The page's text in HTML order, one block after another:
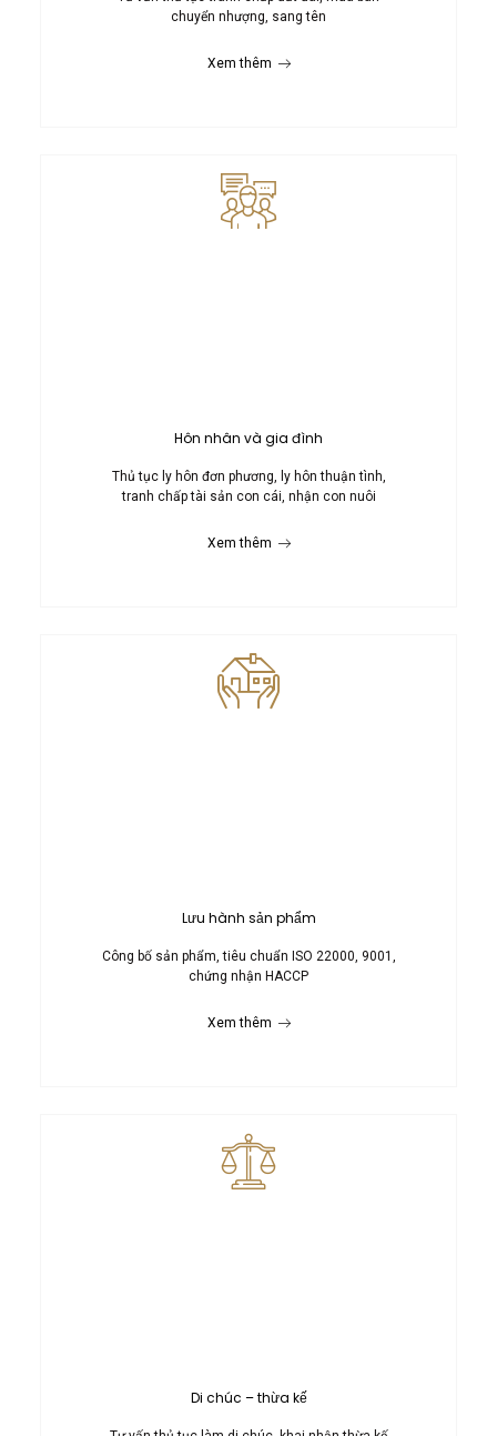
chuyển nhượng, sang tên
Xem thêm
Hôn nhân và gia đình
Thủ tục ly hôn đơn phương, ly hôn thuận tình,
tranh chấp tài sản con cái, nhận con nuôi
Xem thêm
Lưu hành sản phẩm
Công bố sản phẩm, tiêu chuẩn ISO 22000, 9001,
chứng nhận HACCP
Xem thêm
Di chúc – thừa kế